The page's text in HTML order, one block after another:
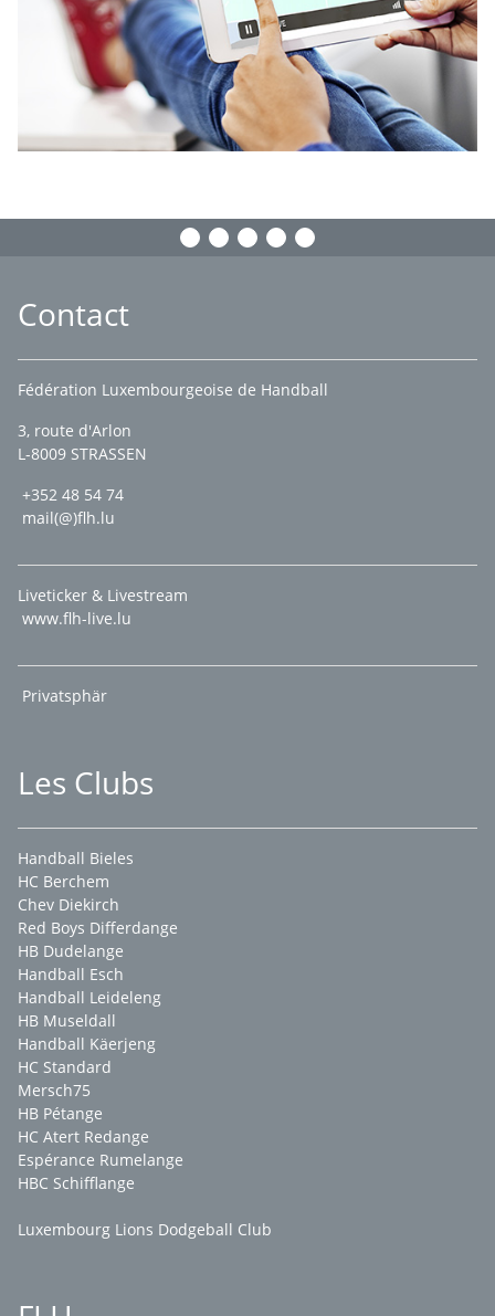
Contact
Fédération Luxembourgeoise de Handball
3, route d'Arlon
L-8009 STRASSEN
+352 48 54 74
mail(@)flh.lu
Liveticker & Livestream
www.flh-live.lu
Privatsphär
Les Clubs
Handball Bieles
HC Berchem
Chev Diekirch
Red Boys Differdange
HB Dudelange
Handball Esch
Handball Leideleng
HB Museldall
Handball Käerjeng
HC Standard
Mersch75
HB Pétange
HC Atert Redange
Espérance Rumelange
HBC Schifflange
Luxembourg Lions Dodgeball Club